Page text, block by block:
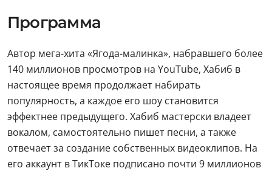
Программа
Автор мега-хита «Ягода-малинка», набравшего более
140 миллионов просмотров на YouTube, Хабиб в
настоящее время продолжает набирать
популярность, а каждое его шоу становится
эффектнее предыдущего. Хабиб мастерски владеет
вокалом, самостоятельно пишет песни, а также
отвечает за создание собственных видеоклипов. На
его аккаунт в ТикТоке подписано почти 9 миллионов